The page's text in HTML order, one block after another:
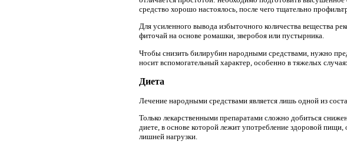
средство хорошо настоялось, после чего тщательно
Для усиленного вывода избыточного количества вещества
фиточай на основе ромашки, зверобоя или пустырника.
Чтобы снизить билирубин народными средствами, нужно
носит вспомогательный характер, особенно в тяжелых
Диета
Лечение народными средствами является лишь одной из
Только лекарственными препаратами сложно добиться
диете, в основе которой лежит употребление здоровой
лишней нагрузки.